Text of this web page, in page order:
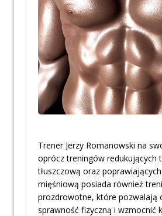
Trener Jerzy Romanowski na
oprócz treningów redukujących
tłuszczową oraz
mięśniową posiada również
prozdrowotne, które pozwalają
sprawność fizyczną i wzmocnić